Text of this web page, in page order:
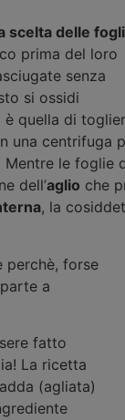
scelta delle
prima del loro
senza
si ossidi
è quella di
una centrifuga
Mentre le foglie
dell’aglio che
, la
perchè, forse
a
fatto
La ricetta
(agliata)